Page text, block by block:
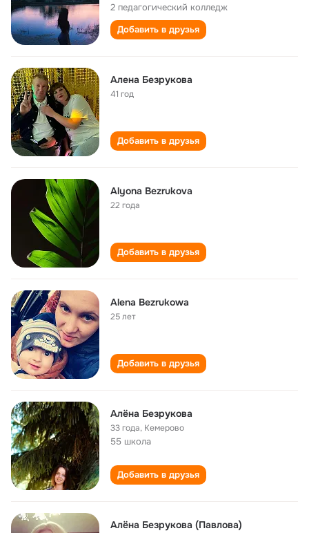
2 педагогический колледж
Добавить в друзья
Алена Безрукова
41 год
Добавить в друзья
Аlyona Bezrukova
22 года
Добавить в друзья
Alena Bezrukowa
25 лет
Добавить в друзья
Алёна Безрукова
33 года, Кемерово
55 школа
Добавить в друзья
Алёна Безрукова (Павлова)